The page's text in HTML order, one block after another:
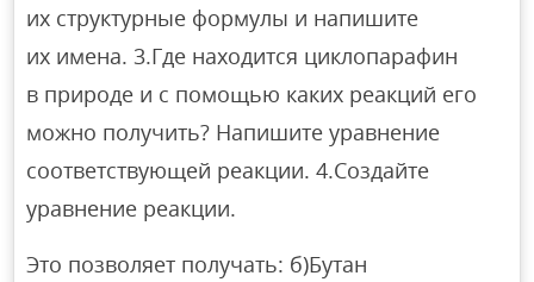
их структурные формулы и напишите
их имена. 3.Где находится циклопарафин
в природе и с помощью каких реакций его
можно получить? Напишите уравнение
соответствующей реакции. 4.Создайте
уравнение реакции.
Это позволяет получать: б)Бутан